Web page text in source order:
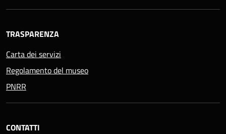
TRASPARENZA
Carta dei servizi
Regolamento del museo
PNRR
CONTATTI